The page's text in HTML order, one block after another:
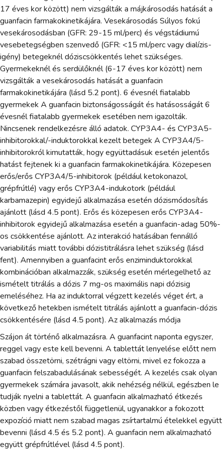
17 éves kor között) nem vizsgálták a májkárosodás hatását a
guanfacin farmakokinetikájára. Vesekárosodás Súlyos fokú
vesekárosodásban (GFR: 29-15 ml/perc) és végstádiumú
vesebetegségben szenvedő (GFR: <15 ml/perc vagy dialízis-
igény) betegeknél dóziscsökkentés lehet szükséges.
Gyermekeknél és serdülőknél (6-17 éves kor között) nem
vizsgálták a vesekárosodás hatását a guanfacin
farmakokinetikájára (lásd 5.2 pont). 6 évesnél fiatalabb
gyermekek A guanfacin biztonságosságát és hatásosságát 6
évesnél fiatalabb gyermekek esetében nem igazolták.
Nincsenek rendelkezésre álló adatok. CYP3A4- és CYP3A5-
inhibitorokkal/-induktorokkal kezelt betegek A CYP3A4/5-
inhibitorokról kimutatták, hogy együttadásuk esetén jelentős
hatást fejtenek ki a guanfacin farmakokinetikájára. Közepesen
erős/erős CYP3A4/5-inhibitorok (például ketokonazol,
grépfrútlé) vagy erős CYP3A4-indukotork (például
karbamazepin) egyidejű alkalmazása esetén dózismódosítás
ajánlott (lásd 4.5 pont). Erős és közepesen erős CYP3A4-
inhibitorok egyidejű alkalmazása esetén a guanfacin-adag 50%-
os csökkentése ajánlott. Az interakció hatásában fennálló
variabilitás miatt további dózistitrálásra lehet szükség (lásd
fent). Amennyiben a guanfacint erős enziminduktorokkal
kombinációban alkalmazzák, szükség esetén mérlegelhető az
ismételt titrálás a dózis 7 mg-os maximális napi dózisig
emeléséhez. Ha az induktorral végzett kezelés véget ért, a
következő hetekben ismételt titrálás ajánlott a guanfacin-dózis
csökkentésére (lásd 4.5 pont). Az alkalmazás módja
Szájon át történő alkalmazásra. A guanfacint naponta egyszer,
reggel vagy este kell bevenni. A tablettát lenyelése előtt nem
szabad összetörni, szétrágni vagy eltörni, mivel ez fokozza a
guanfacin felszabadulásának sebességét. A kezelés csak olyan
gyermekek számára javasolt, akik nehézség nélkül, egészben le
tudják nyelni a tablettát. A guanfacin alkalmazható étkezés
közben vagy étkezéstől függetlenül, ugyanakkor a fokozott
expozíció miatt nem szabad magas zsírtartalmú ételekkel együtt
bevenni (lásd 4.5 és 5.2 pont). A guanfacin nem alkalmazható
együtt grépfrútlével (lásd 4.5 pont).